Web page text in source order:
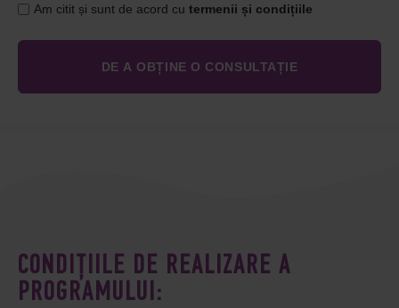
Am citit și sunt de acord cu termenii și condițiile
CONDIȚIILE DE REALIZARE A
PROGRAMULUI: